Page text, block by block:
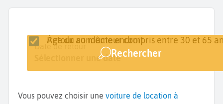
Lieu de retrait
Date de retrait
Sélectionner une date
Date de retour
Sélectionner une date
Retour au même endroit
Âge du conducteur compris entre 30 et 65
Rechercher
Vous pouvez choisir une voiture de location à